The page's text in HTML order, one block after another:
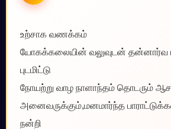
உற்சாக வணக்கம்
யோகக்கலையின் வலுவுடன் தன்னார்வ
புடமிட்டு
நோயற்று வாழ நாளாந்தம் தொடரும்
அனைவருக்கும்,மனமார்ந்த
நன்றி